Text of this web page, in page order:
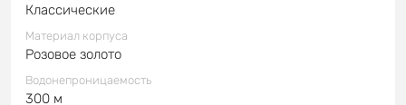
Классические
Материал корпуса
Розовое золото
Водонепроницаемость
300 м